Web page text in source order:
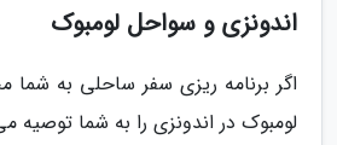
اندونزی و سواحل لومبوک
اگر برنامه ریزی سفر ساحلی به
لومبوک در اندونزی را به شما توصیه